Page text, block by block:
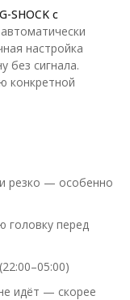
SHOCK с
настройка
без сигнала.
конкретной
резко — особенно
головку перед
идёт — скорее